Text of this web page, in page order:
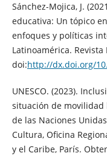
Sánchez-Mojica, J.
educativa: Un tópico
enfoques y políticas
Latinoamérica. Revista
doi:http://dx.doi.org/
UNESCO. (2023).
situación de movilidad
de las Naciones
Cultura, Oficina
y el Caribe, París.